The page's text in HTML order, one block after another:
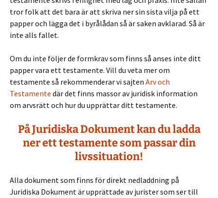
tror folk att det bara är att skriva ner sin sista vilja på ett
papper och lägga det i byrålådan så är saken avklarad. Så är
inte alls fallet.
Om du inte följer de formkrav som finns så anses inte ditt
papper vara ett testamente. Vill du veta mer om
testamente så rekommenderar vi sajten Arv och
Testamente där det finns massor av juridisk information
om arvsrätt och hur du upprättar ditt testamente.
På Juridiska Dokument kan du ladda
ner ett testamente som passar din
livssituation!
Alla dokument som finns för direkt nedladdning på
Juridiska Dokument är upprättade av jurister som ser till